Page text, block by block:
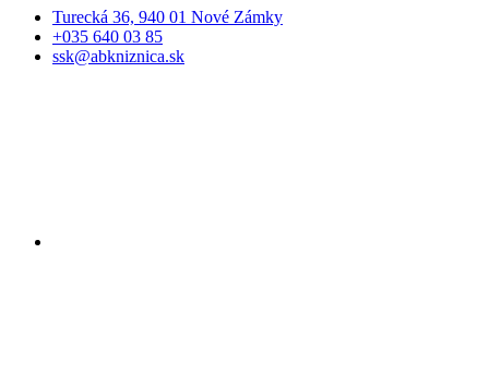
Turecká 36, 940 01 Nové Zámky
+035 640 03 85
ssk@abkniznica.sk